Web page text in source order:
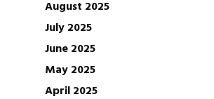
August 2025
July 2025
June 2025
May 2025
April 2025